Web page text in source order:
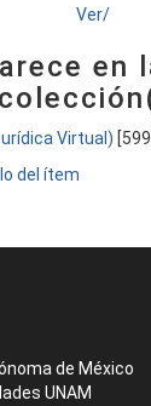
Ver/
en
Virtual)
del ítem
de México
UNAM